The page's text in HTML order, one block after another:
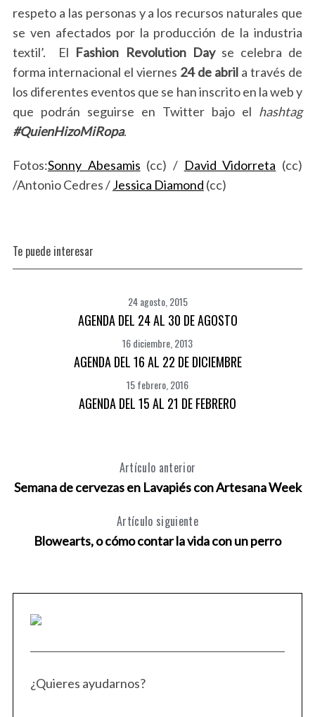
respeto a las personas y a los recursos naturales que
se ven afectados por la producción de la industria
textil’. El Fashion Revolution Dayse celebra de
forma internacional el viernes 24 de abrila través de
los diferentes eventos que se han inscrito en la web y
que podrán seguirse en Twitter bajo el hashtag
#QuienHizoMiRopa.
Fotos:Sonny Abesamis (cc) / David Vidorreta (cc)
/Antonio Cedres /Jessica Diamond (cc)
Te puede interesar
24 agosto, 2015
AGENDA DEL 24 AL 30 DE AGOSTO
16 diciembre, 2013
AGENDA DEL 16 AL 22 DE DICIEMBRE
15 febrero, 2016
AGENDA DEL 15 AL 21 DE FEBRERO
Artículo anterior
Semana de cervezas en Lavapiés con Artesana Week
Artículo siguiente
Blowearts, o cómo contar la vida con un perro
¿Quieres ayudarnos?